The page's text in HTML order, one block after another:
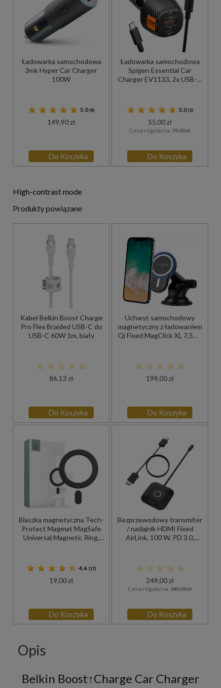
Ładowarka samochodowa
3mk Hyper Car Charger
100W
5.0 (4)
149,90 zł
Do Koszyka
Ładowarka samochodowa
Spigen Essential Car
Charger EV1133, 2x USB-C
5.0 (1)
55,00 zł
Cena regularna: 79,00 zł
Do Koszyka
High-contrast mode
Produkty powiązane
Kabel Belkin Boost Charge
Pro Flex Braided USB-C do
USB-C 60W 1m, biały
86,13 zł
Do Koszyka
Uchwyt samochodowy
magnetyczny z ładowaniem
Qi Fixed MagClick XL 7,5W/
199,00 zł
Do Koszyka
Blaszka magnetyczna Tech-
Protect Magmat MagSafe
Universal Magnetic Ring,
4.6 (17)
19,00 zł
Do Koszyka
Bezprzewodowy transmiter
/ nadajnik HDMI Fixed
AirLink, 100 W, PD 3.0,
249,00 zł
Cena regularna: 349,00 zł
Do Koszyka
Opis
Belkin Boost↑Charge Car Charger